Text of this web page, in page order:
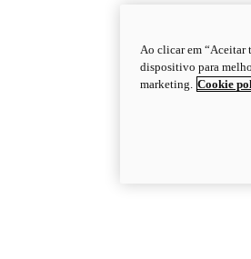
Ao clicar em “Aceitar
dispositivo para
marketing. Cookie